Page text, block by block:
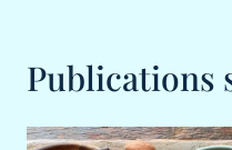
Publications